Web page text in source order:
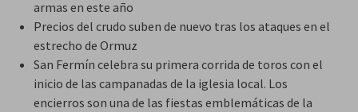
armas en este año
Precios del crudo suben de nuevo tras los ataques en el
estrecho de Ormuz
San Fermín celebra su primera corrida de toros con el
inicio de las campanadas de la iglesia local. Los
encierros son una de las fiestas emblemáticas de la